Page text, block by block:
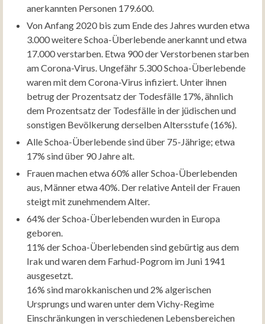
anerkannten Personen 179.600.
Von Anfang 2020 bis zum Ende des Jahres wurden etwa
3.000 weitere Schoa-Überlebende anerkannt und etwa
17.000 verstarben. Etwa 900 der Verstorbenen starben
am Corona-Virus. Ungefähr 5.300 Schoa-Überlebende
waren mit dem Corona-Virus infiziert. Unter ihnen
betrug der Prozentsatz der Todesfälle 17%, ähnlich
dem Prozentsatz der Todesfälle in der jüdischen und
sonstigen Bevölkerung derselben Altersstufe (16%).
Alle Schoa-Überlebende sind über 75-Jährige; etwa
17% sind über 90 Jahre alt.
Frauen machen etwa 60% aller Schoa-Überlebenden
aus, Männer etwa 40%. Der relative Anteil der Frauen
steigt mit zunehmendem Alter.
64% der Schoa-Überlebenden wurden in Europa
geboren.
11% der Schoa-Überlebenden sind gebürtig aus dem
Irak und waren dem Farhud-Pogrom im Juni 1941
ausgesetzt.
16% sind marokkanischen und 2% algerischen
Ursprungs und waren unter dem Vichy-Regime
Einschränkungen in verschiedenen Lebensbereichen